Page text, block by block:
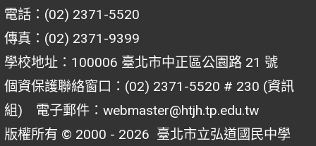
電話：(02) 2371-5520
傳真：(02) 2371-9399
學校地址：100006 臺北市中正區公園路 21 號
個資保護聯絡窗口：(02) 2371-5520 # 230 (資訊
組) 電子郵件：webmaster@htjh.tp.edu.tw
版權所有 © 2000 - 2026 臺北市立弘道國民中學